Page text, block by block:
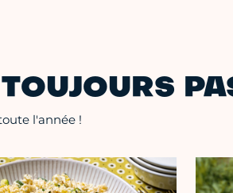
l'année !